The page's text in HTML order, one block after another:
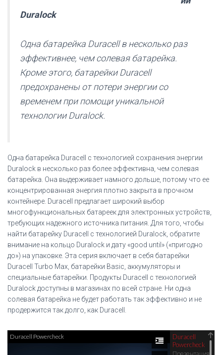
Duralock
Одна батарейка Duracell в несколько раз
эффективнее, чем солевая батарейка.
Кроме этого, батарейки Duracell
предохранены от потери энергии со
временем при помощи уникальной
технологии Duralock.
Одна батарейка Duracell с технологией сохранения энергии
Duralock в несколько раз более эффективна, чем солевая
батарейка. Она выдерживает намного дольше, потому что ее
концентрированная энергия плотно закрыта в прочном
контейнере. Duracell предлагает широкий выбор
многофункциональных батареек для электронных устройств,
требующих надежного источника питания. Для того, чтобы
найти батарейку Duracell с технологией Duralock, обратите
внимание на кольцо Duralock и дату «good until» («пригодно
до») на упаковке. Эта серия включает в себя батарейки
Duracell Turbo Max, батарейки Basic, аккумуляторы и
специальные батарейки. Продукты Duracell с технологией
Duralock доступны в магазинах по всей стране. Ни одна
солевая батарейка не будет работать так эффективно и не
продержится так долго, как Duracell.
Duracell Powercheck
Duracell
Powercheck